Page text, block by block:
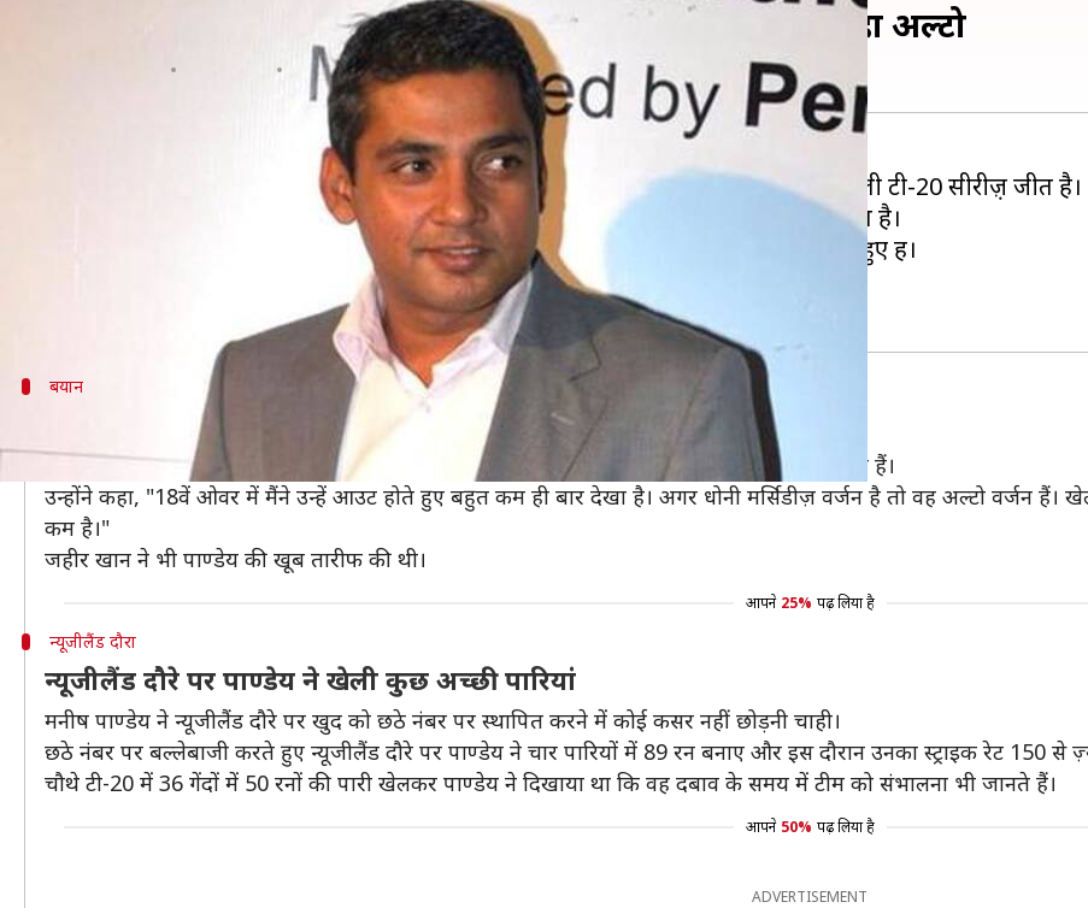
अजय जडेजा ने धोनी को बताया मर्सिडीज़ तो इस खिलाड़ी को कहा अल्टो
11:38 am
भारत ने न्यूजीलैंड को टी-20 सीरीज़ में 5-0 से क्लीन स्वीप किया है। यह न्यूजीलैंड में भारत की पहली टी-20 सीरीज़़ जीत है।
इस दौरे पर भारतीय टीम के लिए कई अच्छी बातें रही जिनमें मनीष पाण्डेय की बल्लेबाजी भी शामिल है।
बता दें कि अगस्त-सितंबर 2019 मेें वेस्टइंडीज दौरे से अब तक पाण्डेय टी-20 क्रिकेट में आउट नहीं हुए हैं।
अब पूर्व भारतीय क्रिकेटर अजय जडेजा ने पाण्डेय की तुलना धोनी से करते हुए उनकी तारीफ की।
बयान
धोनी मर्सिडीज़ तो अल्टो हैं पाण्डेय- जडेजा
जडेजा ने क्रिकबज़ के शो में कहा कि यदि धोनी फिनिशिंग के मर्सिडीज़ वर्जन हैं तो पाण्डेय इसके अल्टो वर्जन हैं।
उन्होंने कहा, "18वें ओवर में मैंने उन्हें आउट होते हुए बहुत कम ही बार देखा है। अगर धोनी मर्सिडीज़ वर्जन है तो वह अल्टो वर्जन
कम है।"
जहीर खान ने भी पाण्डेय की खूब तारीफ की थी।
आपने 25% पढ़ लिया है
न्यूजीलैंड दौरा
न्यूजीलैंड दौरे पर पाण्डेय ने खेली कुछ अच्छी पारियां
मनीष पाण्डेय ने न्यूजीलैंड दौरे पर खुद को छठे नंबर पर स्थापित करने में कोई कसर नहीं छोड़नी चाही।
छठे नंबर पर बल्लेबाजी करते हुए न्यूजीलैंड दौरे पर पाण्डेय ने चार पारियों में 89 रन बनाए और इस दौरान उनका स्ट्राइक रेट 150 से
चौथे टी-20 में 36 गेंदों में 50 रनों की पारी खेलकर पाण्डेय ने दिखाया था कि वह दबाव के समय में टीम को संभालना भी जानते हैं।
आपने 50% पढ़ लिया है
ADVERTISEMENT